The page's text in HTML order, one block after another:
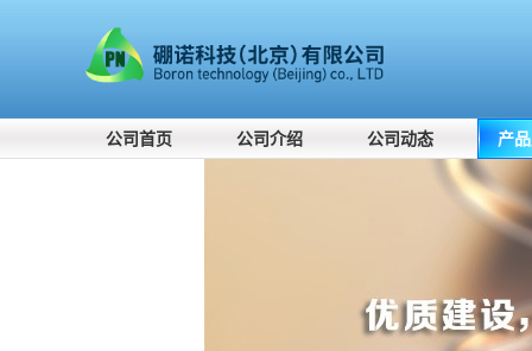
公司首页 公司介绍 公司动态 产